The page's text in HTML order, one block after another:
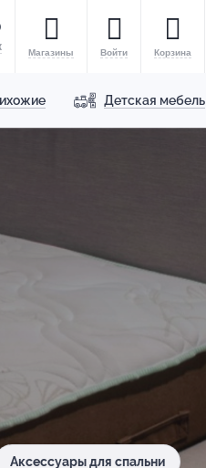
Магазины Войти Корзина
Детская мебель
Аксессуары для спальни